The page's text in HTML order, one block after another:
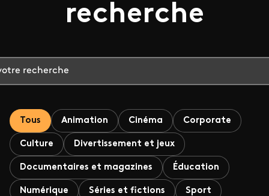
recherche
Tous Animation Cinéma Corporate
Culture Divertissement et jeux
Documentaires et magazines Éducation
Numérique Séries et fictions Sport